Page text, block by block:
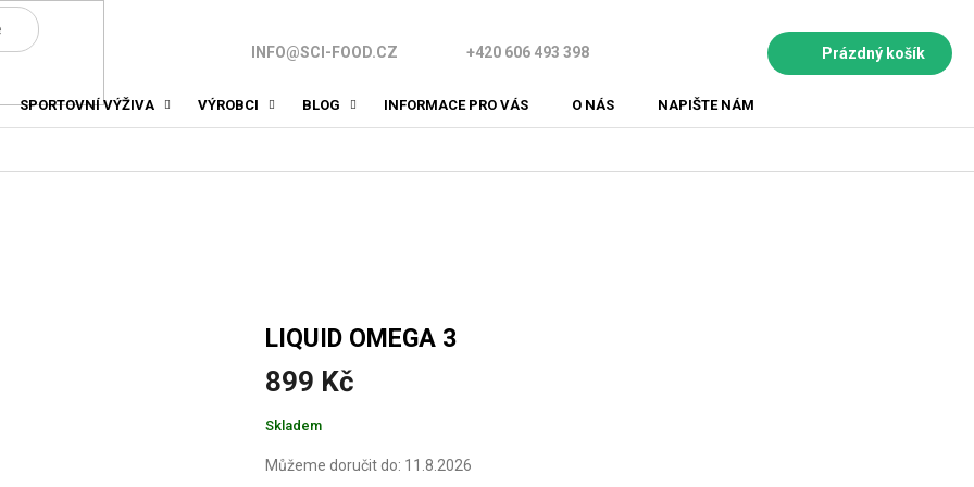
INFO@SCI-FOOD.CZ +420 606 493 398
NÁKUPNÍ
Prázdný košík
SPORTOVNÍ VÝŽIVA VÝROBCI BLOG INFORMACE PRO VÁS O NÁS NAPIŠTE NÁM
LIQUID OMEGA 3
899 Kč
Měrná
cena:
Skladem
Můžeme doručit do: 11.8.2026